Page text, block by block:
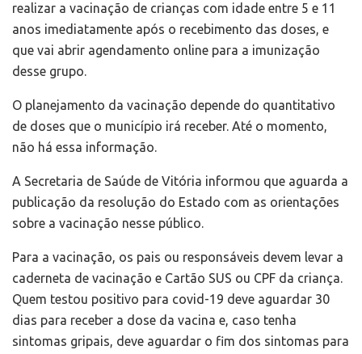
realizar a vacinação de crianças com idade entre 5 e 11
anos imediatamente após o recebimento das doses, e
que vai abrir agendamento online para a imunização
desse grupo.
O planejamento da vacinação depende do quantitativo
de doses que o município irá receber. Até o momento,
não há essa informação.
A Secretaria de Saúde de Vitória informou que aguarda a
publicação da resolução do Estado com as orientações
sobre a vacinação nesse público.
Para a vacinação, os pais ou responsáveis devem levar a
caderneta de vacinação e Cartão SUS ou CPF da criança.
Quem testou positivo para covid-19 deve aguardar 30
dias para receber a dose da vacina e, caso tenha
sintomas gripais, deve aguardar o fim dos sintomas para